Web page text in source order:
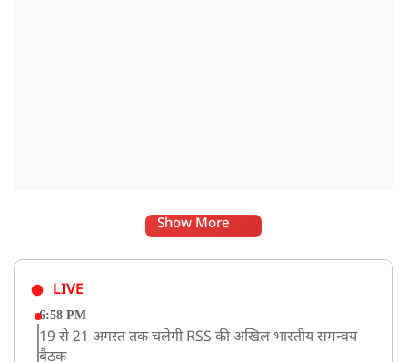
Show More
LIVE
6:58 PM
19 से 21 अगस्त तक चलेगी RSS की अखिल भारतीय समन्वय
बैठक